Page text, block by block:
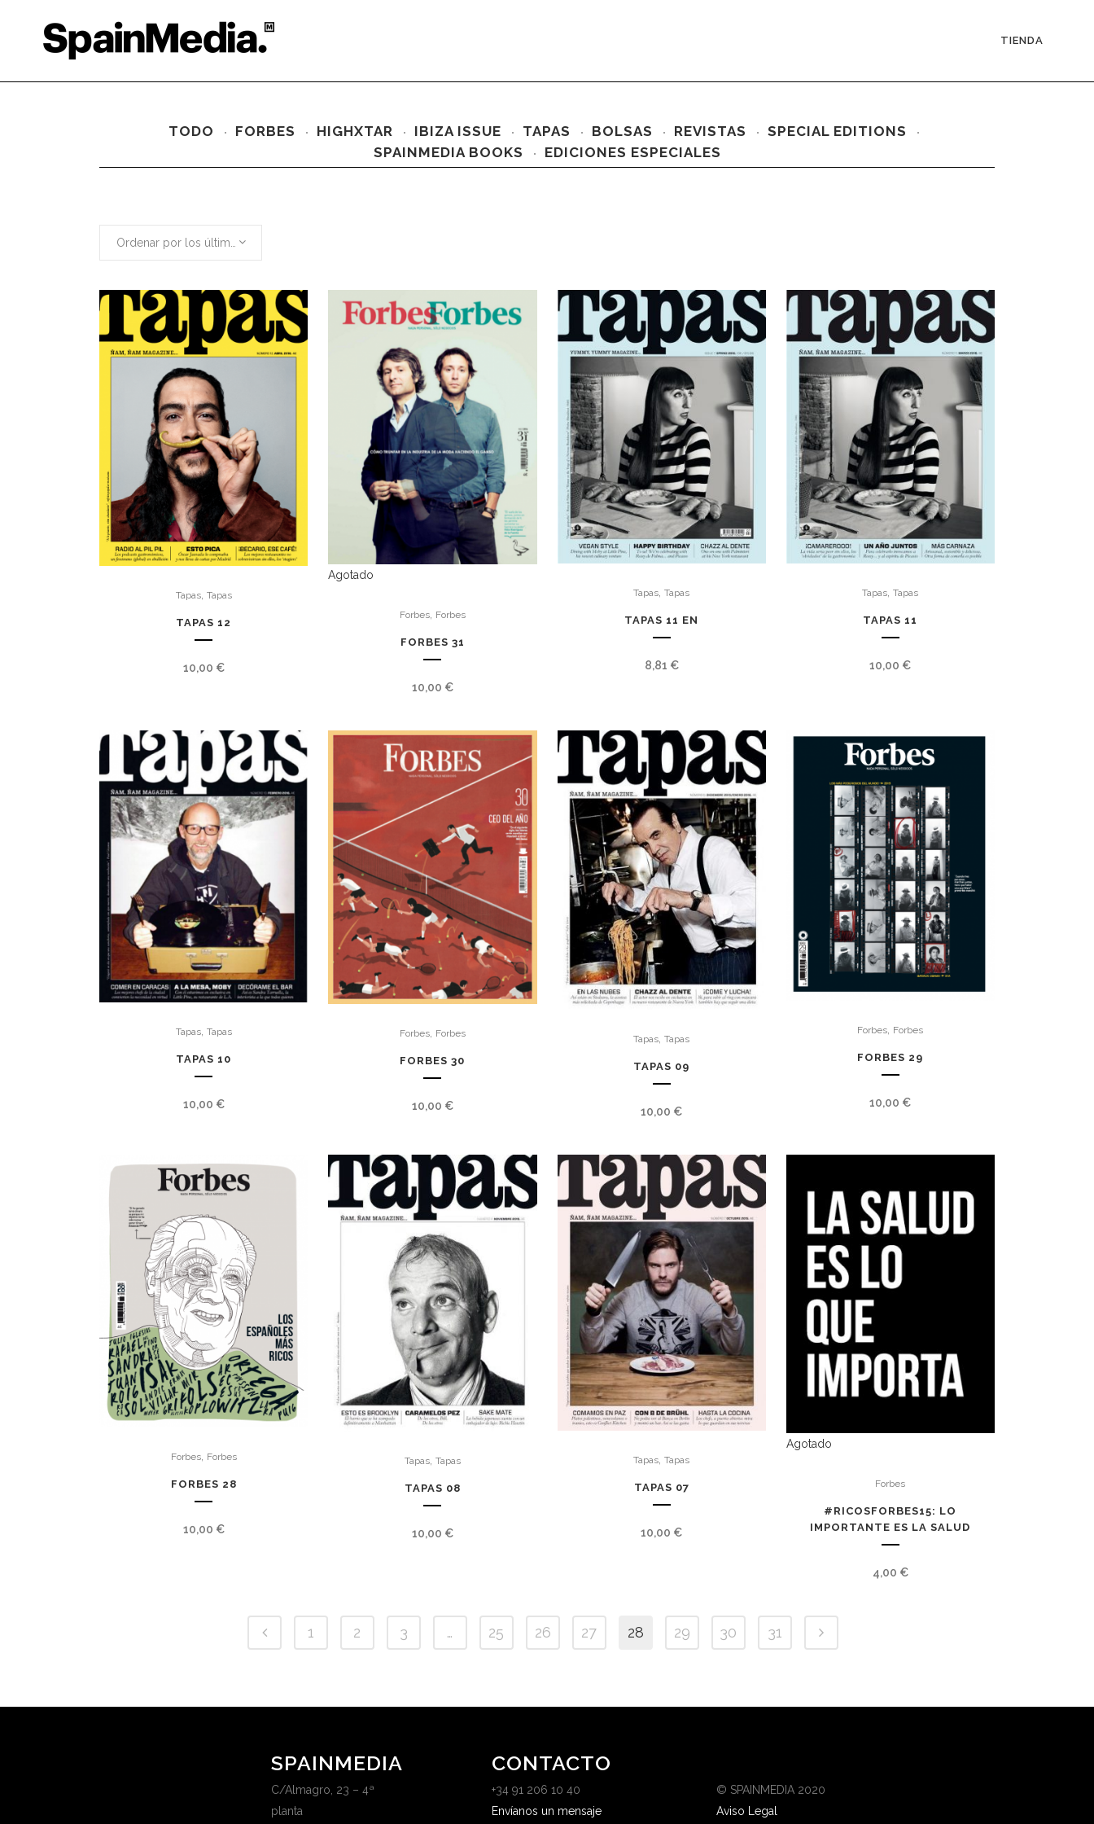
TIENDA
TODO FORBES HIGHXTAR IBIZA ISSUE TAPAS BOLSAS REVISTAS
SPECIAL EDITIONS
SPAINMEDIA BOOKS
EDICIONES ESPECIALES
Tapas, Tapas
TAPAS 12
10,00 €
Agotado
Forbes, Forbes
FORBES 31
10,00 €
Tapas ,Tapas
TAPAS 11 EN
8,81 €
Tapas ,Tapas
TAPAS 11
10,00 €
Tapas, Tapas
TAPAS 10
10,00 €
Forbes, Forbes
FORBES 30
10,00 €
Tapas,Tapas
TAPAS 09
10,00 €
Forbes Forbes
FORBES 29
10,00 €
Forbes, Forbes
FORBES 28
10,00 €
Tapas, Tapas
TAPAS 08
10,00 €
Tapas ,Tapas
TAPAS 07
10,00 €
Agotado
Forbes
#RICOSFORBES15: LO
IMPORTANTE ES LA SALUD
4,00 €
1 2 3 … 25 26 27 28 29 30 31
SPAINMEDIA
C/Almagro, 23 – 4ª
planta
CONTACTO
+34 91 206 10 40
Envíanos un mensaje
© SPAINMEDIA 2020
Aviso Legal